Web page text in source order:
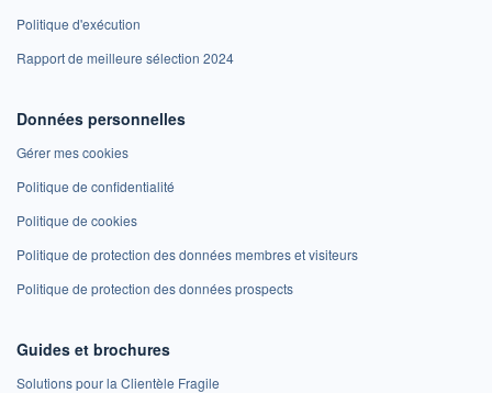
Politique d'exécution
Rapport de meilleure sélection 2024
Données personnelles
Gérer mes cookies
Politique de confidentialité
Politique de cookies
Politique de protection des données membres et visiteurs
Politique de protection des données prospects
Guides et brochures
Solutions pour la Clientèle Fragile